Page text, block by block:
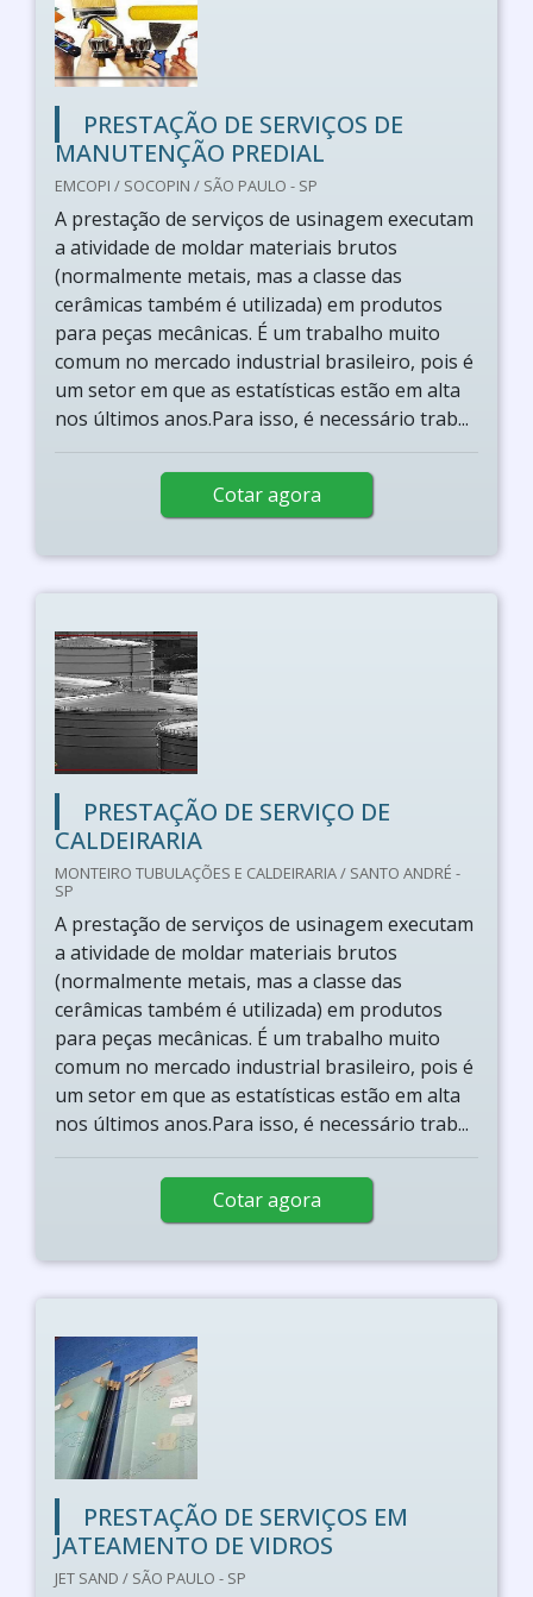
PRESTAÇÃO DE SERVIÇOS DE
MANUTENÇÃO PREDIAL
EMCOPI / SOCOPIN / SÃO PAULO - SP
A prestação de serviços de usinagem executam
a atividade de moldar materiais brutos
(normalmente metais, mas a classe das
cerâmicas também é utilizada) em produtos
para peças mecânicas. É um trabalho muito
comum no mercado industrial brasileiro, pois é
um setor em que as estatísticas estão em alta
nos últimos anos.Para isso, é necessário trab...
Cotar agora
PRESTAÇÃO DE SERVIÇO DE
CALDEIRARIA
MONTEIRO TUBULAÇÕES E CALDEIRARIA / SANTO ANDRÉ -
SP
A prestação de serviços de usinagem executam
a atividade de moldar materiais brutos
(normalmente metais, mas a classe das
cerâmicas também é utilizada) em produtos
para peças mecânicas. É um trabalho muito
comum no mercado industrial brasileiro, pois é
um setor em que as estatísticas estão em alta
nos últimos anos.Para isso, é necessário trab...
Cotar agora
PRESTAÇÃO DE SERVIÇOS EM
JATEAMENTO DE VIDROS
JET SAND / SÃO PAULO - SP